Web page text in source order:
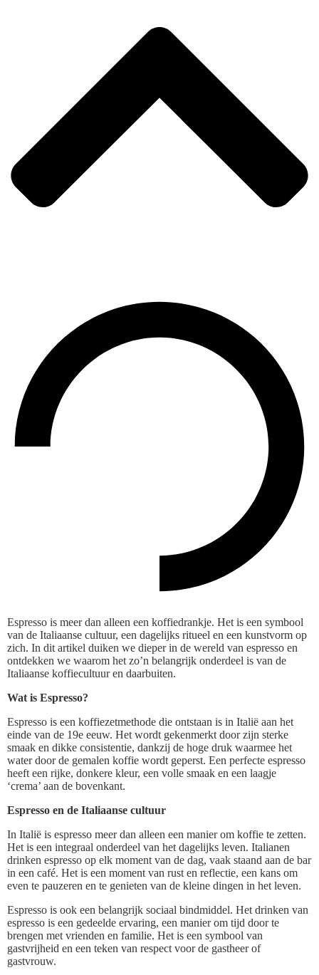
Espresso is meer dan alleen een koffiedrankje. Het is een symbool
van de Italiaanse cultuur, een dagelijks ritueel en een kunstvorm op
zich. In dit artikel duiken we dieper in de wereld van espresso en
ontdekken we waarom het zo’n belangrijk onderdeel is van de
Italiaanse koffiecultuur en daarbuiten.
Wat is Espresso?
Espresso is een koffiezetmethode die ontstaan is in Italië aan het
einde van de 19e eeuw. Het wordt gekenmerkt door zijn sterke
smaak en dikke consistentie, dankzij de hoge druk waarmee het
water door de gemalen koffie wordt geperst. Een perfecte espresso
heeft een rijke, donkere kleur, een volle smaak en een laagje
‘crema’ aan de bovenkant.
Espresso en de Italiaanse cultuur
In Italië is espresso meer dan alleen een manier om koffie te zetten.
Het is een integraal onderdeel van het dagelijks leven. Italianen
drinken espresso op elk moment van de dag, vaak staand aan de bar
in een café. Het is een moment van rust en reflectie, een kans om
even te pauzeren en te genieten van de kleine dingen in het leven.
Espresso is ook een belangrijk sociaal bindmiddel. Het drinken van
espresso is een gedeelde ervaring, een manier om tijd door te
brengen met vrienden en familie. Het is een symbool van
gastvrijheid en een teken van respect voor de gastheer of
gastvrouw.